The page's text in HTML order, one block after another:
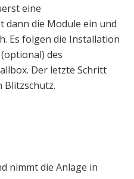
eine
dann die Module ein und
Es folgen die Installation
des
Der letzte Schritt
nimmt die Anlage in